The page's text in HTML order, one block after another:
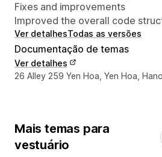
Fixes and improvements
Improved the overall code
Ver detalhesTodas as versões
Documentação de temas
Ver detalhes
Detalhes de contacto do
26 Alley 259 Yen Hoa, Yen Hoa,
Mais temas para
vestuário